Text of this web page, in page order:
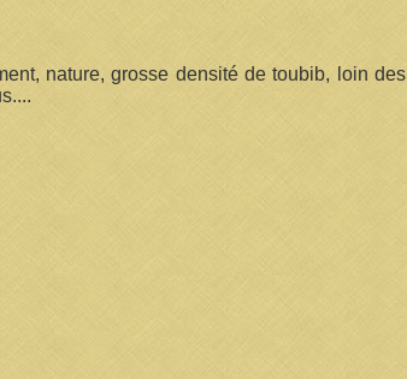
nature, grosse densité de toubib, loin des